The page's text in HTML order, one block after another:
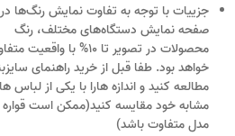
جزییاتبا توجه به تفاوت نمایش رنگ‌ها در
صفحه نمایش دستگاه‌های مختلف، رنگ
محصولات در تصویر تا 10% با واقعیت
خواهد بود. طفا قبل از خرید راهنمای
مطالعه کنید و اندازه هارا با یکی از لباس
مشابه خود مقایسه کنید(ممکن است
مدل متفاوت باشد)